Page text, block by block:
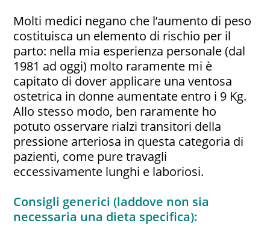
Molti medici negano che l’aumento di peso
costituisca un elemento di rischio per il
parto: nella mia esperienza personale (dal
1981 ad oggi) molto raramente mi è
capitato di dover applicare una ventosa
ostetrica in donne aumentate entro i 9 Kg.
Allo stesso modo, ben raramente ho
potuto osservare rialzi transitori della
pressione arteriosa in questa categoria di
pazienti, come pure travagli
eccessivamente lunghi e laboriosi.
Consigli generici (laddove non sia
necessaria una dieta specifica):